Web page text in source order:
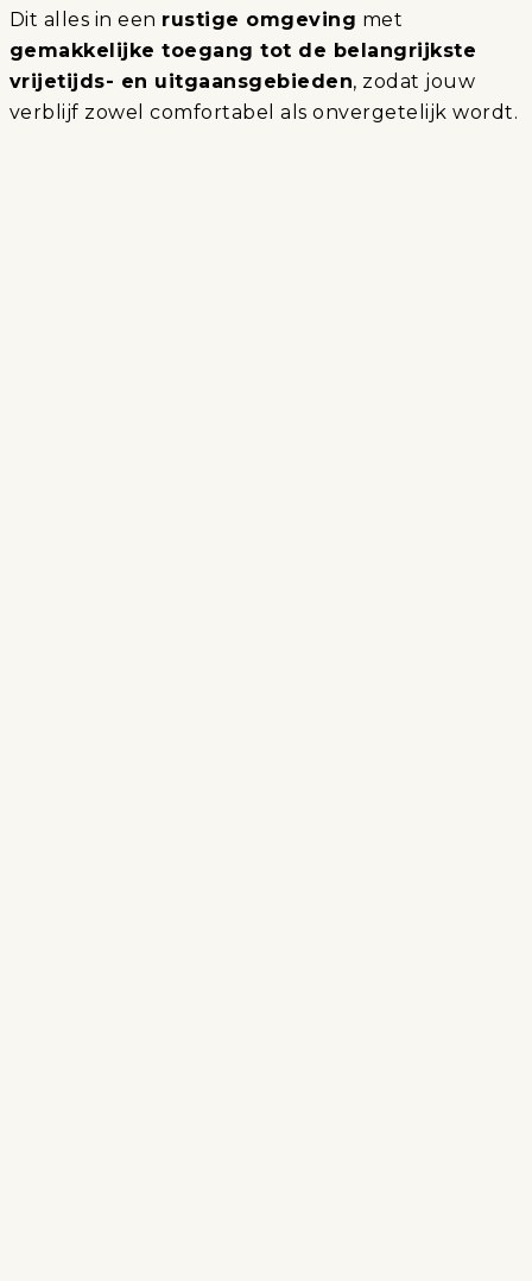
Dit alles in een rustige omgeving met
gemakkelijke toegang tot de belangrijkste
vrijetijds- en uitgaansgebieden, zodat jouw
verblijf zowel comfortabel als onvergetelijk wordt.